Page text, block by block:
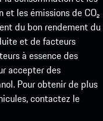
les émissions de CO₂
du bon rendement du
et de facteurs
à essence des
accepter des
Pour obtenir de plus
contactez le